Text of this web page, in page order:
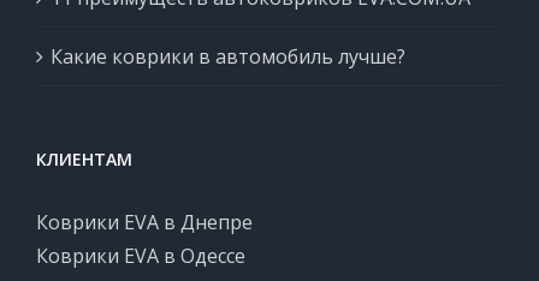
Какие коврики в автомобиль лучше?
КЛИЕНТАМ
Коврики EVA в Днепре
Коврики EVA в Одессе